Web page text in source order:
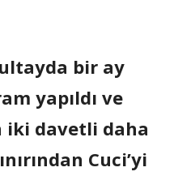
bir ay
yapıldı ve
iki davetli daha
Cuci’yi